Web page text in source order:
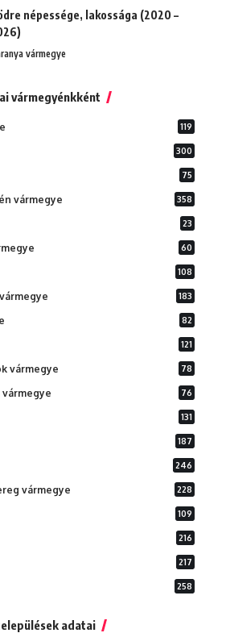
népessége, lakossága (2020 –
vármegye
vármegyénkként
119
300
75
vármegye 358
23
60
108
183
82
121
vármegye 78
vármegye 76
131
187
246
vármegye 228
109
216
217
258
adatai